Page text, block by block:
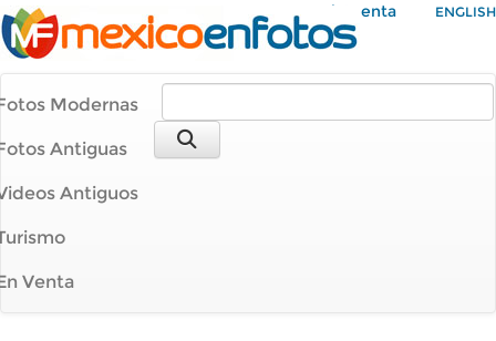
Mi Cuenta ENGLISH
Modernas
Antiguas
Antiguos
Venta